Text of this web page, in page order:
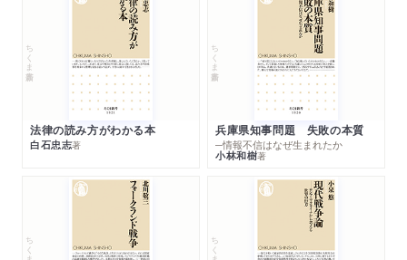
ちくま新書
法律の読み方がわかる本
白石忠志著
ちくま新書
兵庫県知事問題 失敗の本質
─情報不信はなぜ生まれたか
小林和樹著
ちくま新書 ちくま新書